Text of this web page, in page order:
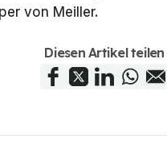
von Meiller.
Diesen Artikel teilen